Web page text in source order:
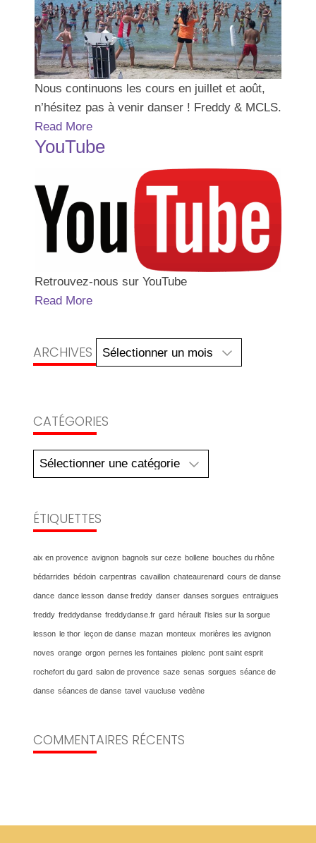
Nous continuons les cours en juillet et août,
n’hésitez pas à venir danser ! Freddy & MCLS.
Read More
YouTube
Retrouvez-nous sur YouTube
Read More
ARCHIVES
Archives
CATÉGORIES
Catégories
ÉTIQUETTES
aix en provence avignon bagnols sur ceze bollene bouches du rhône
bédarrides bédoin carpentras cavaillon chateaurenard cours de danse
dance dance lesson danse freddy danser danses sorgues entraigues
freddy freddydanse freddydanse.fr gard hérault l'isles sur la sorgue
lesson le thor leçon de danse mazan monteux morières les avignon
noves orange orgon pernes les fontaines piolenc pont saint esprit
rochefort du gard salon de provence saze senas sorgues séance de
danse séances de danse tavel vaucluse vedène
COMMENTAIRES RÉCENTS